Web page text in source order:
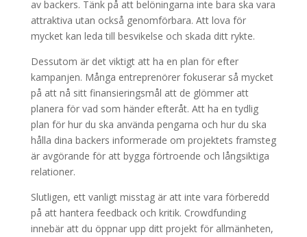
av backers. Tänk på att belöningarna inte bara ska vara
attraktiva utan också genomförbara. Att lova för
mycket kan leda till besvikelse och skada ditt rykte.
Dessutom är det viktigt att ha en plan för efter
kampanjen. Många entreprenörer fokuserar så mycket
på att nå sitt finansieringsmål att de glömmer att
planera för vad som händer efteråt. Att ha en tydlig
plan för hur du ska använda pengarna och hur du ska
hålla dina backers informerade om projektets framsteg
är avgörande för att bygga förtroende och långsiktiga
relationer.
Slutligen, ett vanligt misstag är att inte vara förberedd
på att hantera feedback och kritik. Crowdfunding
innebär att du öppnar upp ditt projekt för allmänheten,